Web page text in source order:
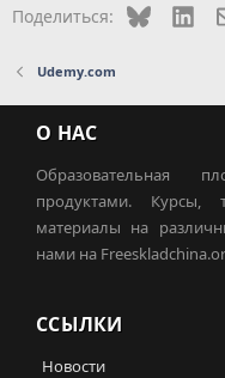
Поделиться: Bluesky
Udemy.com
О НАС
Образовательная
продуктами. Курсы,
материалы на
нами на
ССЫЛКИ
Новости